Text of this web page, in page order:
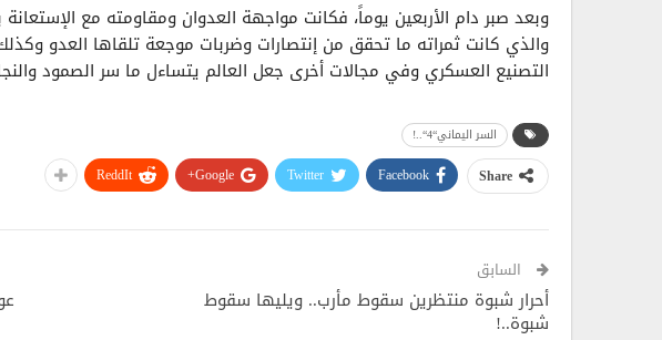
وبعد صبر دام الأربعين يوماً، فكانت مواجهة العدوان ومقاومته مع الإستعانة
والذي كانت ثمراته ما تحقق من إنتصارات وضربات موجعة تلقاها العدو
التصنيع العسكري وفي مجالات أخرى جعل العالم يتساءل ما سر الصمود
السر اليماني“4“..!
Share
Facebook
Twitter
Google+
ReddIt
السابق
أحرار شبوة منتظرين سقوط مأرب.. ويليها سقوط
شبوة..!